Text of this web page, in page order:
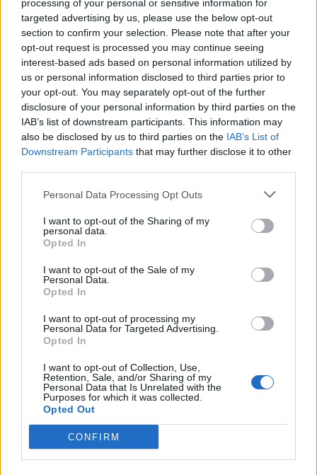
processing of your personal or sensitive information for
targeted advertising by us, please use the below opt-out
section to confirm your selection. Please note that after your
opt-out request is processed you may continue seeing
interest-based ads based on personal information utilized by
us or personal information disclosed to third parties prior to
your opt-out. You may separately opt-out of the further
disclosure of your personal information by third parties on the
IAB’s list of downstream participants. This information may
also be disclosed by us to third parties on the IAB’s List of
Downstream Participants that may further disclose it to other
Personal Data Processing Opt Outs
I want to opt-out of the Sharing of my
personal data.
Opted In
I want to opt-out of the Sale of my
Personal Data.
Opted In
I want to opt-out of processing my
Personal Data for Targeted Advertising.
Opted In
I want to opt-out of Collection, Use,
Retention, Sale, and/or Sharing of my
Personal Data that Is Unrelated with the
Purposes for which it was collected.
Opted Out
CONFIRM
sidan när världseliten
samlas i irländska Limerick
försäkringsbolag
Emma Tryti öppnar
keramikkurser
Konstnären i Åsta satsar på
berömmer årets
Experterna på KMHockey rankar
säsongen
2026-08-06 KL. 08:31
Moa Granat jagar
EM-form och tre
flickor i All-Star
Team
KRÖNIKA
En plan bestående av